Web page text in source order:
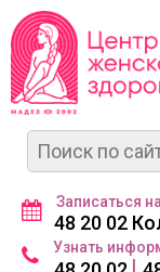
Записаться
48 20 02
Узнать